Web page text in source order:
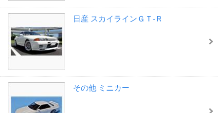
日産 スカイラインＧＴ‐Ｒ
その他 ミニカー